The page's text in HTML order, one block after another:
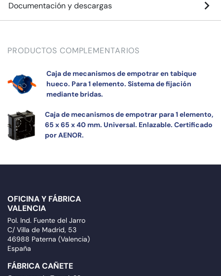
Documentación y descargas
PRODUCTOS COMPLEMENTARIOS
Caja de mecanismos de empotrar en tabique
hueco. Para 1 elemento. Sistema de fijación
mediante bridas.
Caja de mecanismos de empotrar para 1 elemento,
65 x 65 x 40 mm. Universal. Enlazable. Certificado
por AENOR.
OFICINA Y FÁBRICA
VALENCIA
Pol. Ind. Fuente del Jarro
C/ Villa de Madrid, 53
46988 Paterna (Valencia)
España
FÁBRICA CAÑETE